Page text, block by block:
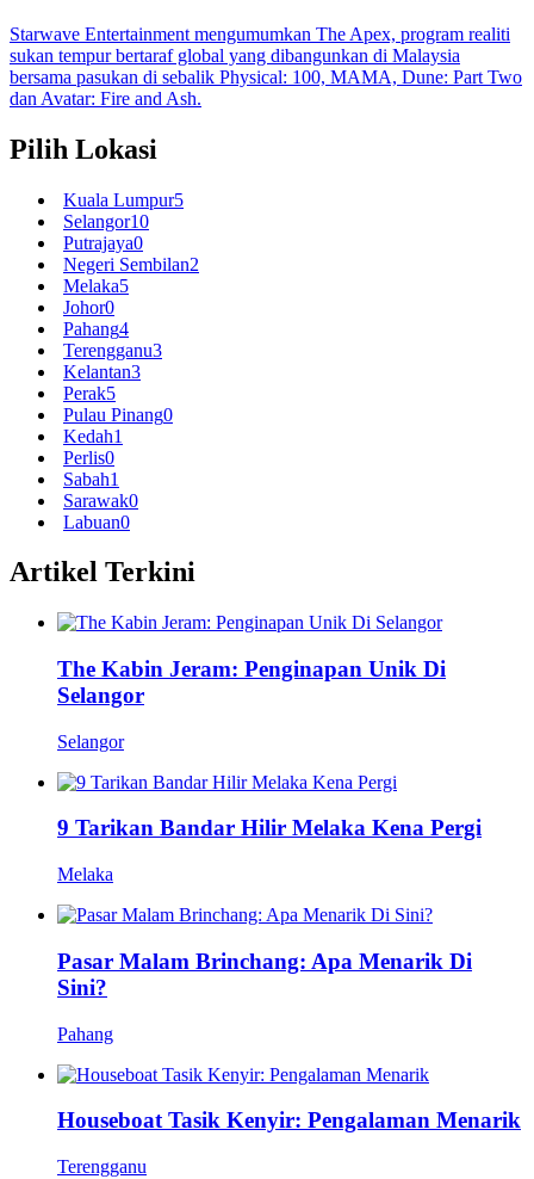
Starwave Entertainment mengumumkan The Apex, program realiti
sukan tempur bertaraf global yang dibangunkan di Malaysia
bersama pasukan di sebalik Physical: 100, MAMA, Dune: Part Two
dan Avatar: Fire and Ash.
Pilih Lokasi
Kuala Lumpur5
Selangor10
Putrajaya0
Negeri Sembilan2
Melaka5
Johor0
Pahang4
Terengganu3
Kelantan3
Perak5
Pulau Pinang0
Kedah1
Perlis0
Sabah1
Sarawak0
Labuan0
Artikel Terkini
The Kabin Jeram: Penginapan Unik Di
Selangor
Selangor
9 Tarikan Bandar Hilir Melaka Kena Pergi
Melaka
Pasar Malam Brinchang: Apa Menarik Di
Sini?
Pahang
Houseboat Tasik Kenyir: Pengalaman Menarik
Terengganu